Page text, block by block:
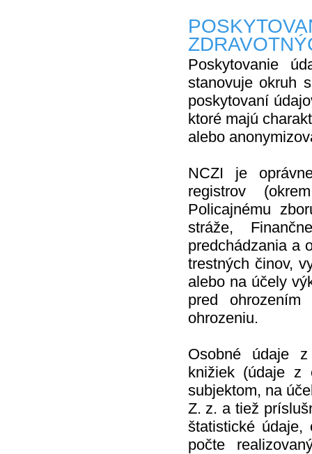
Poskytovanie
stanovuje okruh
poskytovaní
ktoré majú
alebo
NCZI je
registrov
Policajnému
stráže,
predchádzania a
trestných činov,
alebo na účely
pred ohrozením
ohrozeniu.
Osobné údaje z
knižiek (údaje z
subjektom, na
Z. z. a tiež
štatistické údaje,
počte